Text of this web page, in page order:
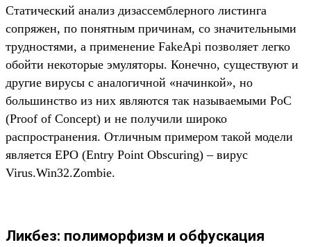
Статический анализ дизассемблерного листинга
сопряжен, по понятным причинам, со значительными
трудностями, а применение FakeApi позволяет легко
обойти некоторые эмуляторы. Конечно, существуют и
другие вирусы с аналогичной «начинкой», но
большинство из них являются так называемыми PoC
(Proof of Concept) и не получили широко
распространения. Отличным примером такой модели
является EPO (Entry Point Obscuring) – вирус
Virus.Win32.Zombie.
Ликбез: полиморфизм и обфускация